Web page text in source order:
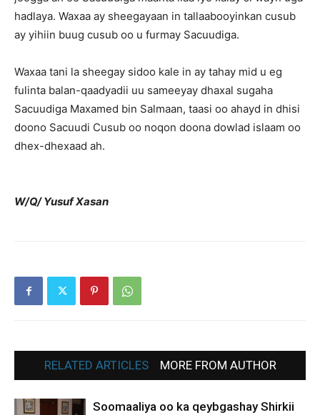
hadlaya. Waxaa ay sheegayaan in tallaabooyinkan cusub
ay yihiin buug cusub oo u furmay Sacuudiga.
Waxaa tani la sheegay sidoo kale in ay tahay mid u eg
fulinta balan-qaadyadii uu sameeyay dhaxal sugaha
Sacuudiga Maxamed bin Salmaan, taasi oo ahayd in dhisi
doono Sacuudi Cusub oo noqon doona dowlad islaam oo
dhex-dhexaad ah.
W/Q/ Yusuf Xasan
RELATED ARTICLES MORE FROM AUTHOR
Soomaaliya oo ka qeybgashay Shirkii